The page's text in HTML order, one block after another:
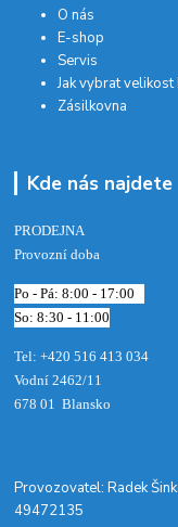
O nás
E-shop
Servis
Jak vybrat velikost
Zásilkovna
Kde nás najdete
PRODEJNA
Provozní doba
Po - Pá: 8:00 - 17:00
So: 8:30 - 11:00
Tel: +420 516 413 034‬
Vodní 2462/11
678 01 Blansko
​Provozovatel: Radek
49472135